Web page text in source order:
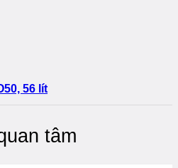
56 lít
tâm